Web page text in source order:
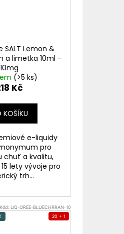
SALT Lemon &
a limetka 10ml -
10mg
(>5 ks)
Kč
KOŠÍKU
e-liquidy
pro
chuť a kvalitu,
lety vývoje pro
trh...
Kód: LIQ-OREE-BLUECHRRAN-10
20 + 1